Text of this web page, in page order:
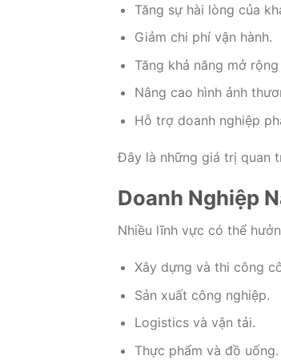
Tăng sự hài lòng của
Giảm chi phí vận hành.
Tăng khả năng mở
Nâng cao hình ảnh
Hỗ trợ doanh nghiệp
Đây là những giá trị quan
Doanh Nghiệp
Nhiều lĩnh vực có thể
Xây dựng và thi công
Sản xuất công nghiệp.
Logistics và vận tải.
Thực phẩm và đồ uống.